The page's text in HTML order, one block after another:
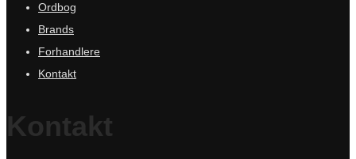
Ordbog
Brands
Forhandlere
Kontakt
Kontakt